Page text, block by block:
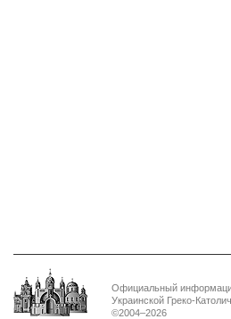
Официальный
Украинской Греко-
©2004–2026